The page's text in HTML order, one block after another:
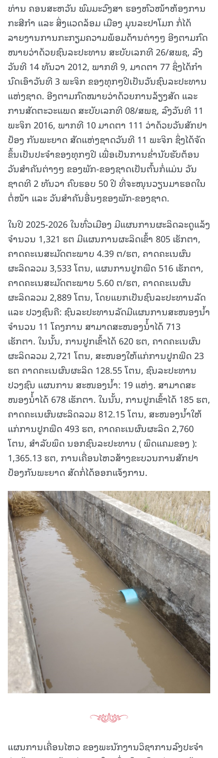
ທ່ານ ຄອນສະຫວັນ ພົມມະວົງສາ ຮອງຫົວໜ້າຫ້ອງການ
ກະສີກຳ ແລະ ສິ່ງແວດລ້ອມ ເມືອງ ມຸນລະປາໂມກ ກໍ່ໄດ້
ລາຍງານການກະກຽມຄວາມພ້ອມດ້ານຕ່າງໆ ອີງຕາມກົດ
ໜາຍວ່າດ້ວຍຊົນລະປະທານ ສະບັບເລກທີ 26/ສພຊ, ລົງ
ວັນທີ 14 ທັນວາ 2012, ພາກທີ 9, ມາດຕາ 77 ຊຶ່ງໄດ້ກໍາ
ນົດເອົາວັນທີ 3 ພະຈິກ ຂອງທຸກໆປີເປັນວັນຊົນລະປະທານ
ແຫ່ງຊາດ. ອີງຕາມກົດໝາຍວ່າດ້ວຍການລ້ຽງສັດ ແລະ
ການສັດຕະວະແພດ ສະບັບເລກທີ 08/ສພຊ, ລົງວັນທີ 11
ພະຈິກ 2016, ພາກທີ 10 ມາດຕາ 111 ວ່າດ້ວຍວັນສັກຢາ
ປ້ອງ ກັນພະຍາດ ສັດແຫ່ງຊາດວັນທີ 11 ພະຈິກ ຊຶ່ງໄດ້ຈັດ
ຂຶ້ນເປັນປະຈໍາຂອງທຸກໆປີ ເພື່ອເປັນການຂໍ່ານັບຮັບຕ້ອນ
ວັນສຳຄັນຕ່າງໆ ຂອງພັກ-ຂອງຊາດເປັນຕົ້ນກໍ່ແມ່ນ ວັນ
ຊາດທີ 2 ທັນວາ ຄົບຮອບ 50 ປີ ທີ່ຈະໜຸນວຽນມາຮອດໃນ
ຕໍ່ໜ້າ ແລະ ວັນສໍາຄັນອື່ນໆຂອງພັກ-ຂອງຊາດ.
ໃນປີ 2025-2026 ໃນທົ່ວເມືອງ ມີແຜນການຜະລິດລະດູແລ້ງ
ຈຳນວນ 1,321 ຮຕ ມີແຜນການຜະລິດເຂົ້າ 805 ເຮັກຕາ,
ຄາດຄະເນສະມັດຕະພາບ 4.39 ຕ/ຮຕ, ຄາດຄະເນຜົນ
ຜະລິດລວມ 3,533 ໂຕນ, ແຜນການປູກພືດ 516 ເຮັກຕາ,
ຄາດຄະເນສະມັດຕະພາບ 5.60 ຕ/ຮຕ, ຄາດຄະເນຜົນ
ຜະລິດລວມ 2,889 ໂຕນ, ໂດຍແຍກເປັນຊົນລະປະທານລັດ
ແລະ ປວງຊົນຄື: ຊົນລະປະທານລັດມີແຜນການສະໜອງນ້ຳ
ຈໍານວນ 11 ໂຄງການ ສາມາດສະໜອງນໍ້ຳໄດ້ 713
ເຮັກຕາ. ໃນນັ້ນ, ການປູກເຂົ້າໄດ້ 620 ຮຕ, ຄາດຄະເນຜົນ
ຜະລິດລວມ 2,721 ໂຕນ, ສະໜອງໃຫ້ແກ່ການປູກພືດ 23
ຮຕ ຄາດຄະເນຜົນຜະລິດ 128.55 ໂຕນ, ຊົນລະປະທານ
ປວງຊົນ ແຜນການ ສະໜອງນ້ຳ: 19 ແຫ່ງ. ສາມາດສະ
ໜອງນໍ້ຳໄດ້ 678 ເຮັກຕາ. ໃນນັ້ນ, ການປູກເຂົ້າໄດ້ 185 ຮຕ,
ຄາດຄະເນຜົນຜະລິດລວມ 812.15 ໂຕນ, ສະໜອງນໍ້າໃຫ້
ແກ່ການປູກພືດ 493 ຮຕ, ຄາດຄະເນຜົນຜະລິດ 2,760
ໂຕນ, ສໍາລັບພຶດ ນອກຊົນລະປະທານ ( ພຶດແຄມຂອງ ):
1,365.13 ຮຕ, ການເຄື່ອນໄຫວສ້າງຂະບວນການສັກຢາ
ປ້ອງກັນພະຍາດ ສັດກໍ່ໄດ້ອອກແຈ້ງການ.
ແຜນການເຄື່ອນໄຫວ ຂອງພະນັກງານວິຊາການລົງປະຈໍາ